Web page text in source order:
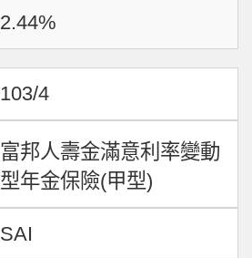
2.44%
103/4
富邦人壽金滿意利率變動
型年金保險(甲型)
SAI